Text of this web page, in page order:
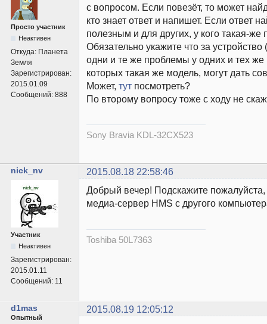
Просто участник
Неактивен
Откуда: Планета
Земля
Зарегистрирован:
2015.01.09
Сообщений: 888
с вопросом. Если повезёт, то может
кто знает ответ и напишет. Если ответ
полезным и для других, у кого такая-же
Обязательно укажите что за устройство
одни и те же проблемы у одних и тех
которых такая же модель, могут дать
Может, тут посмотреть?
По второму вопросу тоже с ходу не
Sony Bravia KDL-32CX523
nick_nv 2015.08.18 22:58:46
Участник
Неактивен
Зарегистрирован:
2015.01.11
Сообщений: 11
Добрый вечер! Подскажите пожалуйста,
медиа-сервер HMS с другого
Toshiba 50L7363
d1mas 2015.08.19 12:05:12
Опытный